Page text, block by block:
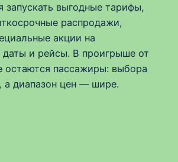
запускать выгодные тарифы,
распродажи,
акции на
даты и рейсы. В проигрыше от
остаются пассажиры: выбора
а диапазон цен — шире.